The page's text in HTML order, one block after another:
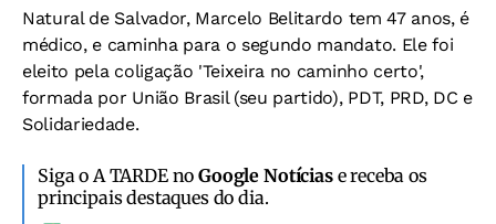
Natural de Salvador, Marcelo Belitardo tem 47 anos, é
médico, e caminha para o segundo mandato. Ele foi
eleito pela coligação 'Teixeira no caminho certo',
formada por União Brasil (seu partido), PDT, PRD, DC e
Solidariedade.
Siga o A TARDE noGoogle Notíciase receba os
principais destaques do dia.